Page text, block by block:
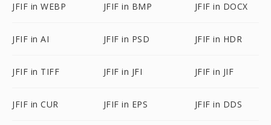
JFIF in WEBP JFIF in BMP JFIF in DOCX
JFIF in AI JFIF in PSD JFIF in HDR
JFIF in TIFF JFIF in JFI JFIF in JIF
JFIF in CUR JFIF in EPS JFIF in DDS